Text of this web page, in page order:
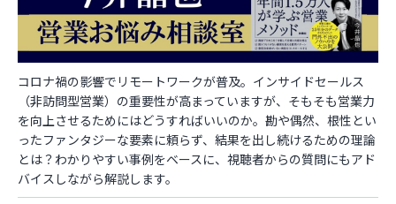
お役立ち資料
コロナ禍の影響でリモートワークが普及。インサイドセールス
（非訪問型営業）の重要性が高まっていますが、そもそも営業力
を向上させるためにはどうすればいいのか。勘や偶然、根性とい
ったファンタジーな要素に頼らず、結果を出し続けるための理論
とは？わかりやすい事例をベースに、視聴者からの質問にもアド
バイスしながら解説します。